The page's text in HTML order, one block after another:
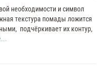
необходимости и символ
текстура помады ложится
подчёркивает их контур,